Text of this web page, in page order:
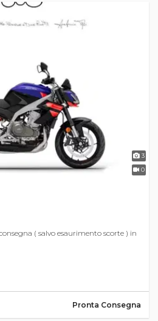
3
0
( salvo esaurimento scorte ) in
Pronta Consegna